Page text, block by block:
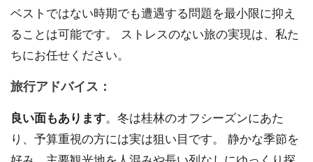
ベストではない時期でも遭遇する問題を最小限に抑え
ることは可能です。 ストレスのない旅の実現は、私た
ちにお任せください。
旅行アドバイス：
良い面もあります。冬は桂林のオフシーズンにあた
り、予算重視の方には実は狙い目です。 静かな季節を